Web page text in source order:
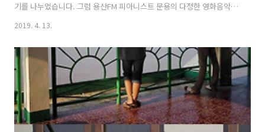
기를 나누었습니다. 그럼 용산FM 피아니스트 문용의 다정한 영화음악
37회를 들어보시기 바랍니다. 댓글과 좋아요는 커다란 힘이 됩니다 :)
음악 37회 - 프란츠 [용산FM] 피아니스트 문용의 다정한 영화음악 37회
- 프란츠 [용산FM] * 진행: 문용 / 게스트: 만게TAra / 기술: 문용 피다영
37회에서는 프랑소와 오종이 감독하고 폴라 비어, 피에르 니네이가 주연
한 영화, 프 www.podty.me http://www.podbbang.com/ch/7604?
e=22905676 용산..
2019. 4. 13.